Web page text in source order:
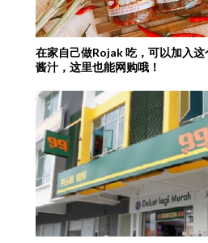
在家自己做Rojak 吃，可以加入
酱汁，这里也能网购哦！